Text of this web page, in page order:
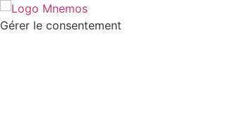
Gérer le consentement